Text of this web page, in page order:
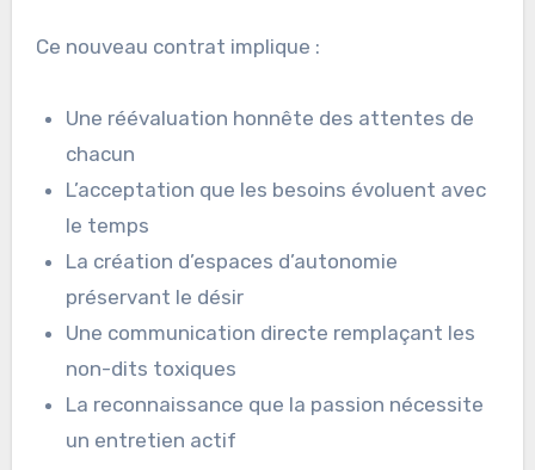
Ce nouveau contrat implique :
Une réévaluation honnête des attentes de
chacun
L’acceptation que les besoins évoluent avec
le temps
La création d’espaces d’autonomie
préservant le désir
Une communication directe remplaçant les
non-dits toxiques
La reconnaissance que la passion nécessite
un entretien actif